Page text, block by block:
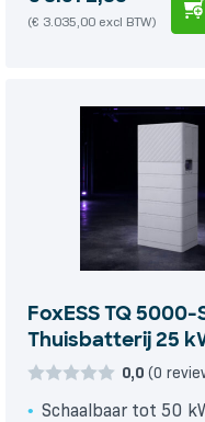
(€ 3.035,00 excl BTW)
FoxESS TQ 5000-
Thuisbatterij 25
0,0 (0
Schaalbaar tot 50